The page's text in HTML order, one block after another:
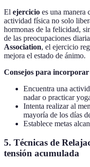
El ejercicio es una manera
actividad física no solo
hormonas de la felicidad,
de las preocupaciones
Association, el ejercicio
mejora el estado de ánimo.
Consejos para
Encuentra una
nadar o practicar
Intenta realizar al
mayoría de los días
Establece metas
5. Técnicas de
tensión acumulada